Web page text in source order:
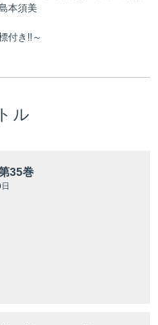
本須美
付き!!～
ル
35巻